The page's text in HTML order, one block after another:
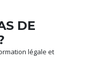
DE
légale et